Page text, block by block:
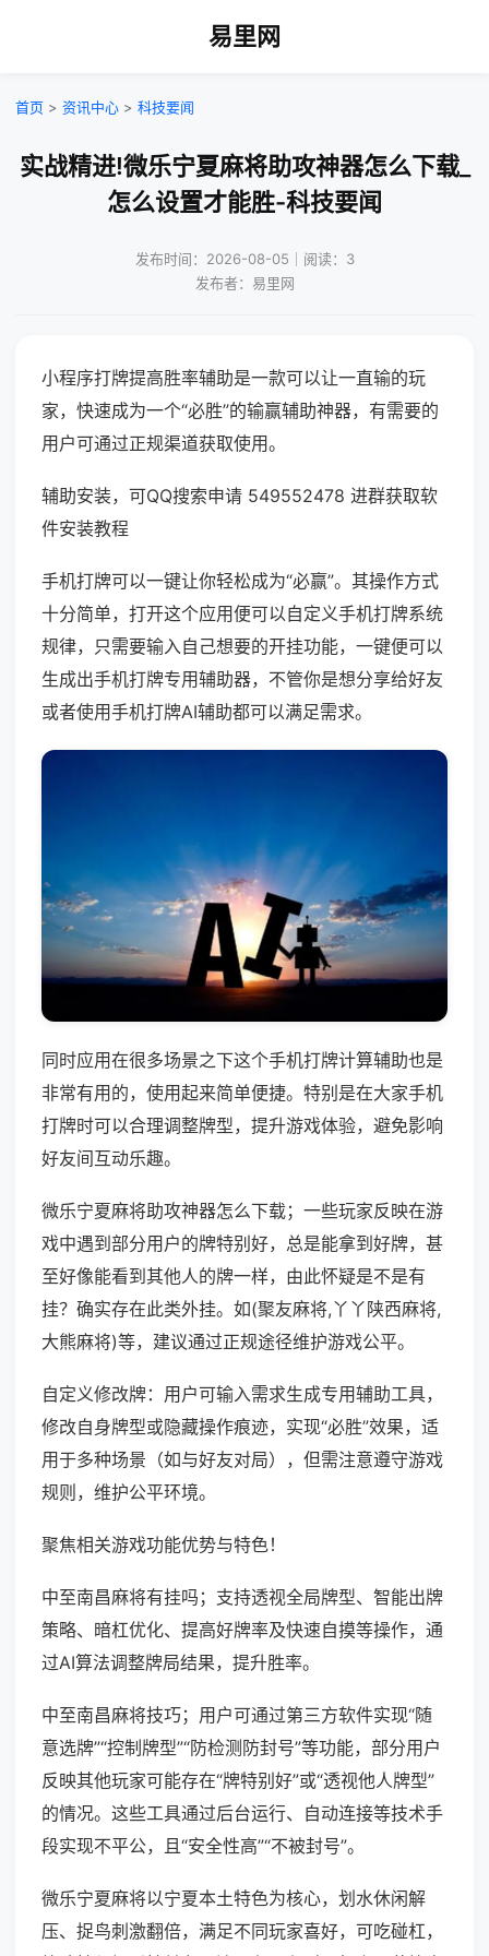
易里网
首页 > 资讯中心 > 科技要闻
实战精进!微乐宁夏麻将助攻神器怎么下载_
怎么设置才能胜-科技要闻
发布时间：2026-08-05｜阅读：3
发布者：易里网
小程序打牌提高胜率辅助是一款可以让一直输的玩
家，快速成为一个“必胜”的输赢辅助神器，有需要的
用户可通过正规渠道获取使用。
辅助安装，可QQ搜索申请 549552478 进群获取软
件安装教程
手机打牌可以一键让你轻松成为“必赢”。其操作方式
十分简单，打开这个应用便可以自定义手机打牌系统
规律，只需要输入自己想要的开挂功能，一键便可以
生成出手机打牌专用辅助器，不管你是想分享给好友
或者使用手机打牌AI辅助都可以满足需求。
同时应用在很多场景之下这个手机打牌计算辅助也是
非常有用的，使用起来简单便捷。特别是在大家手机
打牌时可以合理调整牌型，提升游戏体验，避免影响
好友间互动乐趣。
微乐宁夏麻将助攻神器怎么下载；一些玩家反映在游
戏中遇到部分用户的牌特别好，总是能拿到好牌，甚
至好像能看到其他人的牌一样，由此怀疑是不是有
挂？确实存在此类外挂。如(聚友麻将,丫丫陕西麻将,
大熊麻将)等，建议通过正规途径维护游戏公平。
自定义修改牌：用户可输入需求生成专用辅助工具，
修改自身牌型或隐藏操作痕迹，实现“必胜”效果，适
用于多种场景（如与好友对局），但需注意遵守游戏
规则，维护公平环境。
聚焦相关游戏功能优势与特色！
中至南昌麻将有挂吗；支持透视全局牌型、智能出牌
策略、暗杠优化、提高好牌率及快速自摸等操作，通
过AI算法调整牌局结果，提升胜率。
中至南昌麻将技巧；用户可通过第三方软件实现“随
意选牌”“控制牌型”“防检测防封号”等功能，部分用户
反映其他玩家可能存在“牌特别好”或“透视他人牌型”
的情况。这些工具通过后台运行、自动连接等技术手
段实现不平公，且“安全性高”“不被封号”。
微乐宁夏麻将以宁夏本土特色为核心，划水休闲解
压、捉鸟刺激翻倍，满足不同玩家喜好，可吃碰杠，